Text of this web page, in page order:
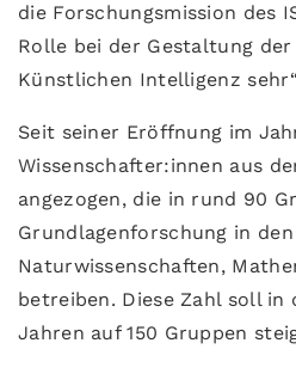
die Forschungsmission des
Rolle bei der Gestaltung
Künstlichen Intelligenz
Seit seiner Eröffnung im
Wissenschafter:innen aus
angezogen, die in rund 90
Grundlagenforschung in
Naturwissenschaften,
betreiben. Diese Zahl soll in
Jahren auf 150 Gruppen